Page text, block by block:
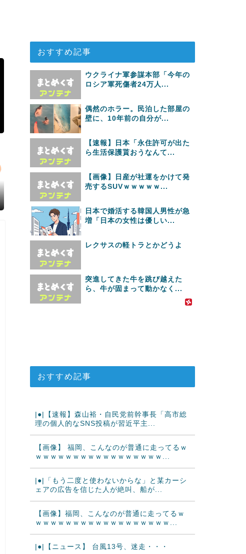
おすすめ記事
ウクライナ軍参謀本部「今年の
ロシア軍死傷者24万人...
偶然のホラー。民泊した部屋の
壁に、10年前の自分が...
【速報】日本「永住許可が出た
ら生活保護貰おうなんて...
【画像】日産が社運をかけて発
売するSUVｗｗｗｗｗ...
日本で婚活する韓国人男性が急
増「日本の女性は優しい...
レクサスの軽トラとかどうよ
突進してきた牛を跳び越えた
ら、牛が固まって動かなく...
おすすめ記事
|●|【速報】森山裕・自民党前幹事長「高市総
理の個人的なSNS投稿が習近平主...
【画像】 福岡、こんなのが普通に走ってるｗ
ｗｗｗｗｗｗｗｗｗｗｗｗｗｗｗｗｗ...
|●|「もう二度と使わないからな」と某カーシ
ェアの広告を信じた人が絶叫、船が...
【画像】福岡、こんなのが普通に走ってるｗ
ｗｗｗｗｗｗｗｗｗｗｗｗｗｗｗｗｗｗ...
|●|【ニュース】 台風13号、迷走・・・